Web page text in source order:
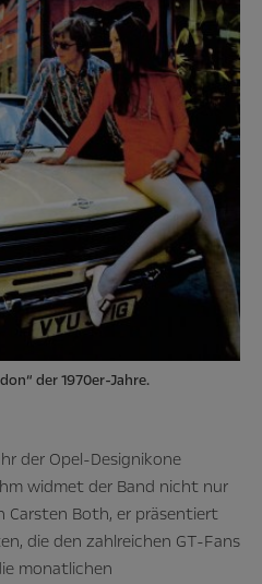
der 1970er-Jahre.
der Opel-Designikone
widmet der Band nicht nur
Carsten Both, er präsentiert
die den zahlreichen GT-Fans
monatlichen